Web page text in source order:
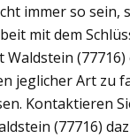
immer so sein,
mit dem
(77716)
jeglicher Art zu
Kontaktieren
(77716)